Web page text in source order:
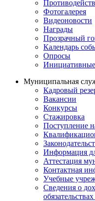
Фотогалерея
Видеоновости
Награды
Прозрачный
Календарь
Опросы
Муниципальная
Кадровый
Вакансии
Конкурсы
Стажировка
Поступление
Информация
Аттестация
Контактная
Учебные
Сведения о